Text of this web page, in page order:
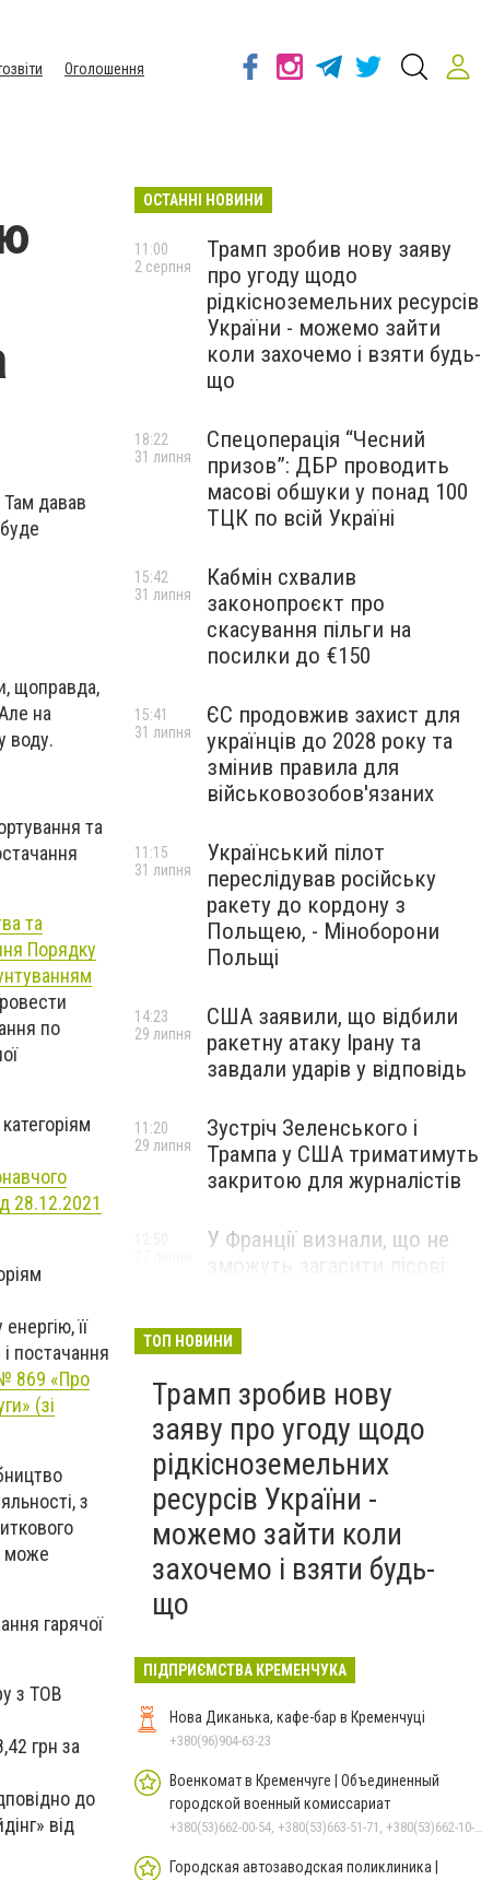
Оголошення
давав
щоправда,
на
воду.
та
та
Порядку
по
28.12.2021
її
постачання
№ 869 «Про
(зі
з
може
гарячої
з ТОВ
,42 грн за
до
від
ОСТАННІ НОВИНИ
Трамп зробив нову заяву
про угоду щодо
рідкісноземельних ресурсів
України - можемо зайти
коли захочемо і взяти будь-
що
11:00
2 серпня
Спецоперація “Чесний
призов”: ДБР проводить
масові обшуки у понад 100
ТЦК по всій Україні
18:22
31 липня
Кабмін схвалив
законопроєкт про
скасування пільги на
посилки до €150
15:42
31 липня
ЄС продовжив захист для
українців до 2028 року та
змінив правила для
військовозобов'язаних
15:41
31 липня
Український пілот
переслідував російську
ракету до кордону з
Польщею, - Міноборони
Польщі
11:15
31 липня
США заявили, що відбили
ракетну атаку Ірану та
завдали ударів у відповідь
14:23
29 липня
Зустріч Зеленського і
Трампа у США триматимуть
закритою для журналістів
11:20
29 липня
У Франції визнали, що не
ТОП НОВИНИ
Трамп зробив нову
заяву про угоду щодо
рідкісноземельних
ресурсів України -
можемо зайти коли
захочемо і взяти будь-
що
ПІДПРИЄМСТВА КРЕМЕНЧУКА
Нова Диканька, кафе-бар в Кременчуці
+380(96)904-63-23
Военкомат в Кременчуге | Объединенный
городской военный комиссариат
+380(53)662-00-54, +380(53)663-51-71, +380(53)662-10-35
Городская автозаводская поликлиника |